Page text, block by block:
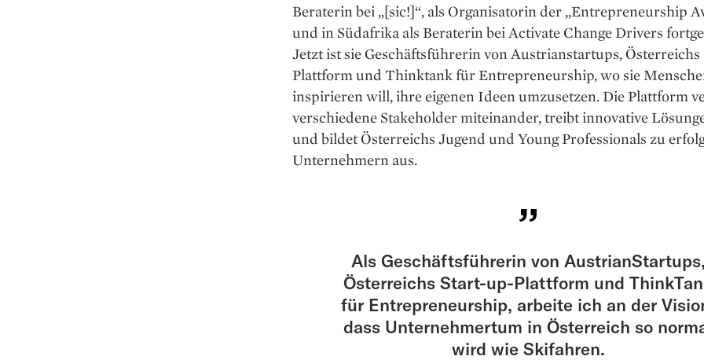
Beraterin bei „[sic!]“, als Organisatorin der „Entrepreneurship
und in Südafrika als Beraterin bei Activate Change Drivers
Jetzt ist sie Geschäftsführerin von Austrianstartups,
Platt­form und Thinktank für Entrepreneurship, wo sie
inspirieren will, ihre eigenen Ideen umzusetzen. Die Plattform
verschiedene Stakeholder miteinander, treibt innovative
und bildet Österreichs Jugend und Young Professionals zu
Unternehmern aus.
Als Geschäftsführerin von AustrianStartups,
Österreichs Start-up-Plattform und
für Entrepreneurship, arbeite ich an der
dass Unternehmertum in Österreich so
wird wie Skifahren.